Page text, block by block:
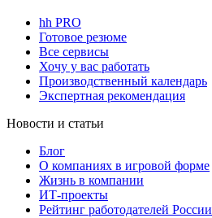
hh PRO
Готовое резюме
Все сервисы
Хочу у вас работать
Производственный календарь
Экспертная рекомендация
Новости и статьи
Блог
О компаниях в игровой форме
Жизнь в компании
ИТ-проекты
Рейтинг работодателей России